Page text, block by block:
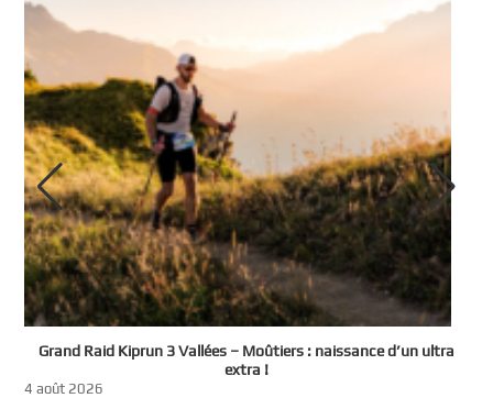
Grand Raid Kiprun 3 Vallées – Moûtiers : naissance d’un ultra
extra !
4 août 2026